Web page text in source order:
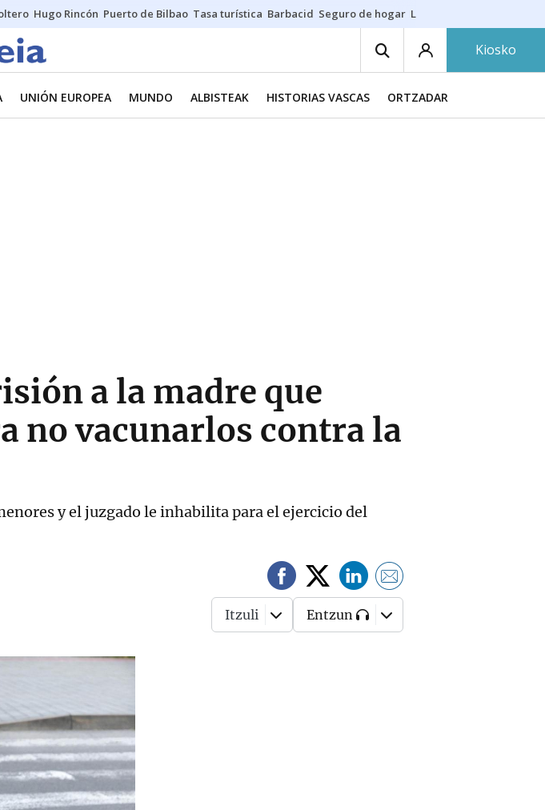
Hugo Rincón Puerto de Bilbao Tasa turística Barbacid Seguro de hogar Lío Athletic-Osasuna
Kiosko
UNIÓN EUROPEA MUNDO ALBISTEAK HISTORIAS VASCAS ORTZADAR
a la madre que
no vacunarlos contra la
y el juzgado le inhabilita para el ejercicio del
Itzuli Entzun